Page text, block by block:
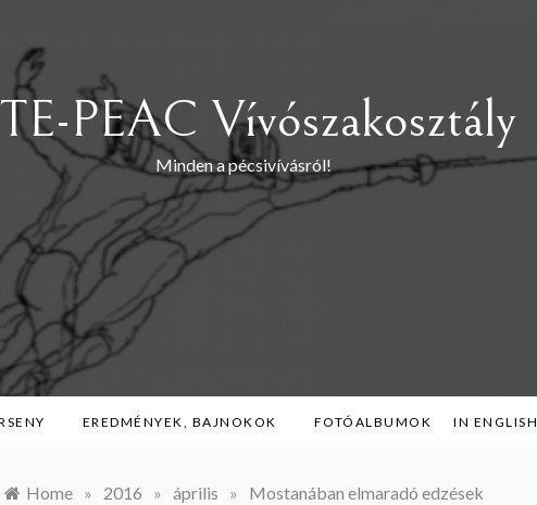
PEAC Vívószakosztály
Minden a pécsivívásról!
EREDMÉNYEK, BAJNOKOK FOTÓALBUMOK IN ENGLISH
Home » 2016 » április » Mostanában elmaradó edzések